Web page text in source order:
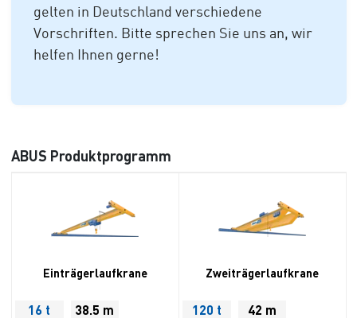
gelten in Deutschland verschiedene
Vorschriften. Bitte sprechen Sie uns an, wir
helfen Ihnen gerne!
ABUS Produktprogramm
Einträgerlaufkrane
16 t 38.5 m
Zweiträgerlaufkrane
120 t 42 m